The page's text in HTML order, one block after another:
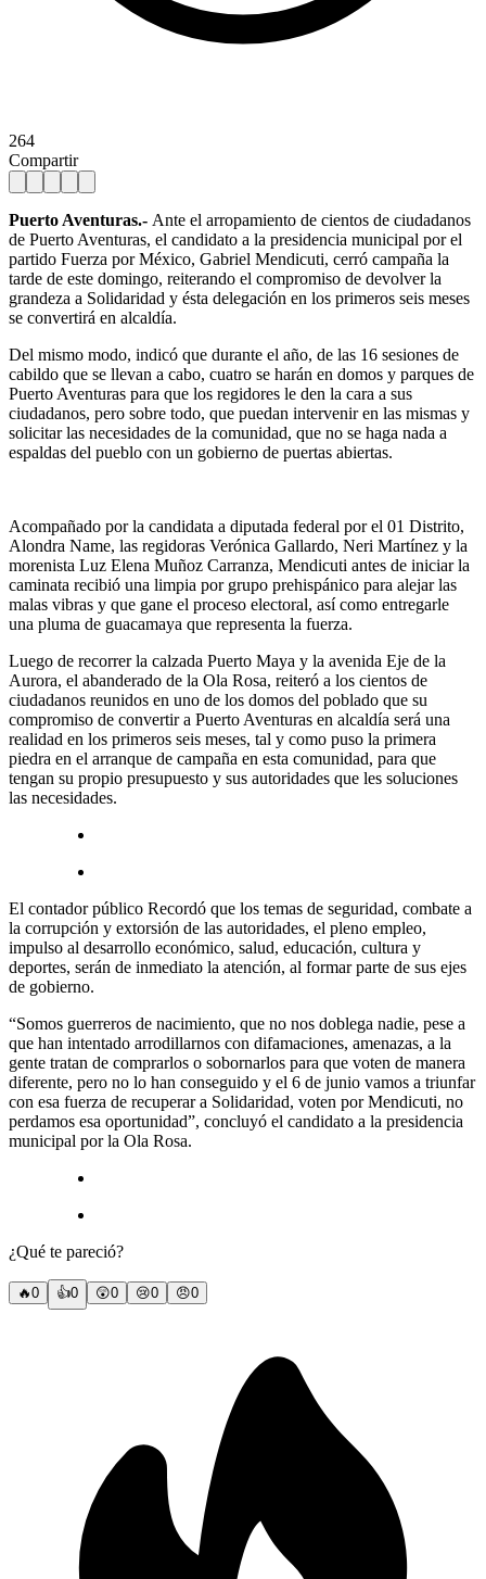
264
Compartir
Puerto Aventuras.- Ante el arropamiento de cientos de ciudadanos
de Puerto Aventuras, el candidato a la presidencia municipal por el
partido Fuerza por México, Gabriel Mendicuti, cerró campaña la
tarde de este domingo, reiterando el compromiso de devolver la
grandeza a Solidaridad y ésta delegación en los primeros seis meses
se convertirá en alcaldía.
Del mismo modo, indicó que durante el año, de las 16 sesiones de
cabildo que se llevan a cabo, cuatro se harán en domos y parques de
Puerto Aventuras para que los regidores le den la cara a sus
ciudadanos, pero sobre todo, que puedan intervenir en las mismas y
solicitar las necesidades de la comunidad, que no se haga nada a
espaldas del pueblo con un gobierno de puertas abiertas.
Acompañado por la candidata a diputada federal por el 01 Distrito,
Alondra Name, las regidoras Verónica Gallardo, Neri Martínez y la
morenista Luz Elena Muñoz Carranza, Mendicuti antes de iniciar la
caminata recibió una limpia por grupo prehispánico para alejar las
malas vibras y que gane el proceso electoral, así como entregarle
una pluma de guacamaya que representa la fuerza.
Luego de recorrer la calzada Puerto Maya y la avenida Eje de la
Aurora, el abanderado de la Ola Rosa, reiteró a los cientos de
ciudadanos reunidos en uno de los domos del poblado que su
compromiso de convertir a Puerto Aventuras en alcaldía será una
realidad en los primeros seis meses, tal y como puso la primera
piedra en el arranque de campaña en esta comunidad, para que
tengan su propio presupuesto y sus autoridades que les soluciones
las necesidades.
El contador público Recordó que los temas de seguridad, combate a
la corrupción y extorsión de las autoridades, el pleno empleo,
impulso al desarrollo económico, salud, educación, cultura y
deportes, serán de inmediato la atención, al formar parte de sus ejes
de gobierno.
“Somos guerreros de nacimiento, que no nos doblega nadie, pese a
que han intentado arrodillarnos con difamaciones, amenazas, a la
gente tratan de comprarlos o sobornarlos para que voten de manera
diferente, pero no lo han conseguido y el 6 de junio vamos a triunfar
con esa fuerza de recuperar a Solidaridad, voten por Mendicuti, no
perdamos esa oportunidad”, concluyó el candidato a la presidencia
municipal por la Ola Rosa.
¿Qué te pareció?
🔥0 👍0 😲0 😢0 😠0